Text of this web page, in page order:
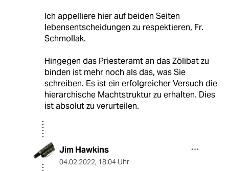
Ich appelliere hier auf beiden Seiten
lebensentscheidungen zu respektieren, Fr.
Schmollak.
Hingegen das Priesteramt an das Zölibat zu
binden ist mehr noch als das, was Sie
schreiben. Es ist ein erfolgreicher Versuch die
hierarchische Machtstruktur zu erhalten. Dies
ist absolut zu verurteilen.
Jim Hawkins
04.02.2022, 18:04 Uhr